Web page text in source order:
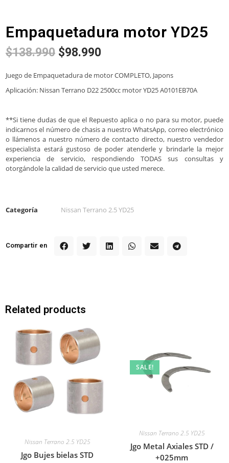
Empaquetadura motor YD25
$138.990 $98.990
Juego de Empaquetadura de motor COMPLETO, Japons
Aplicación: Nissan Terrano D22 2500cc motor YD25 A0101EB70A
**Si tiene dudas de que el Repuesto aplica o no para su motor, puede
indicarnos el número de chasis a nuestro WhatsApp, correo electrónico
o llámenos a nuestro número de contacto directo, nuestro vendedor
especialista estará gustoso de poder atenderle y brindarle la mejor
experiencia de servicio, respondiendo TODAS sus consultas y
otorgándole la calidad de servicio que usted merece.
Categoría Nissan Terrano 2.5 YD25
Compartir en
Related products
Nissan Terrano 2.5 YD25
Jgo Bujes bielas STD
SALE!
Nissan Terrano 2.5 YD25
Jgo Metal Axiales STD /
+025mm